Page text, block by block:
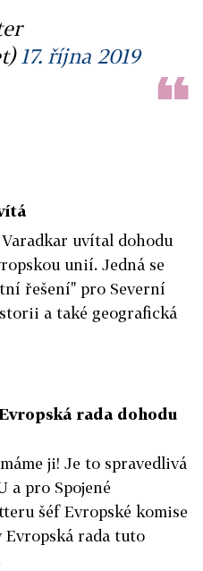
17. října 2019
uvítal dohodu
unií. Jedná se
řešení" pro Severní
a také geografická
rada dohodu
ji! Je to spravedlivá
a pro Spojené
šéf Evropské komise
Evropská rada tuto